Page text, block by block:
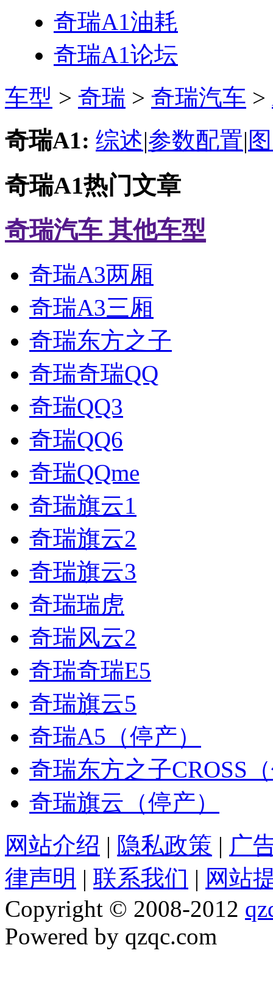
奇瑞A1油耗
奇瑞A1论坛
车型 > 奇瑞 > 奇瑞汽车 >
奇瑞A1: 综述|参数配置|
奇瑞A1热门文章
奇瑞汽车 其他车型
奇瑞A3两厢
奇瑞A3三厢
奇瑞东方之子
奇瑞奇瑞QQ
奇瑞QQ3
奇瑞QQ6
奇瑞QQme
奇瑞旗云1
奇瑞旗云2
奇瑞旗云3
奇瑞瑞虎
奇瑞风云2
奇瑞奇瑞E5
奇瑞旗云5
奇瑞A5（停产）
奇瑞东方之子CROSS
奇瑞旗云（停产）
网站介绍 | 隐私政策 | 广
律声明 | 联系我们 | 网站
Copyright © 2008-2012
Powered by qzqc.com